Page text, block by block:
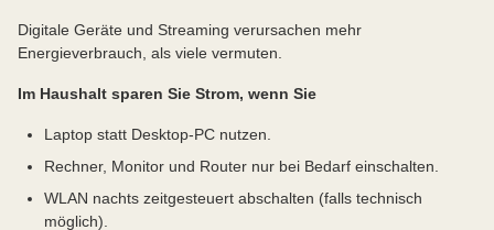
Digitale Geräte und Streaming verursachen mehr
Energieverbrauch, als viele vermuten.
Im Haushalt sparen Sie Strom, wenn Sie
Laptop statt Desktop-PC nutzen.
Rechner, Monitor und Router nur bei Bedarf einschalten.
WLAN nachts zeitgesteuert abschalten (falls technisch
möglich).